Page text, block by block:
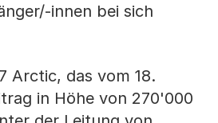
innen bei sich
Arctic, das vom 18.
in Höhe von 270'000